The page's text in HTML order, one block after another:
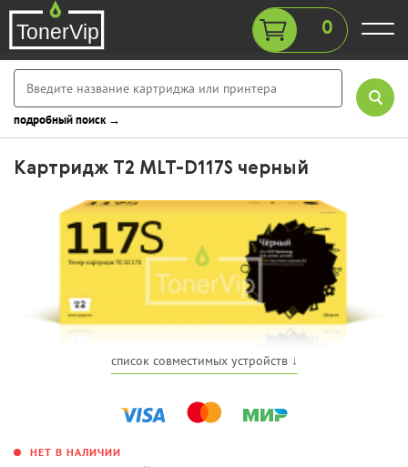
0
подробный поиск →
Картридж T2 MLT-D117S черный
список совместимых устройств ↓
НЕТ В НАЛИЧИИ